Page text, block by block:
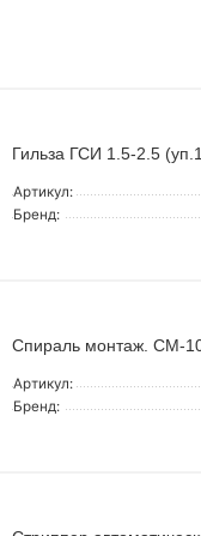
Гильза ГСИ 1.5-2.5
Артикул:
Бренд:
Спираль монтаж. СМ-
Артикул:
Бренд: